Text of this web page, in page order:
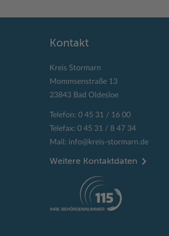
Kontakt
Kreis Stormarn
Mommsenstraße 13
23843 Bad Oldesloe
Telefon: 0 45 31 / 16 00
Telefax: 0 45 31 / 8 47 34
Mail: info@kreis-stormarn.de
Weitere Kontaktdaten